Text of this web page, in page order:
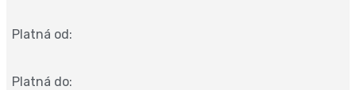
Platná od:
Platná do: